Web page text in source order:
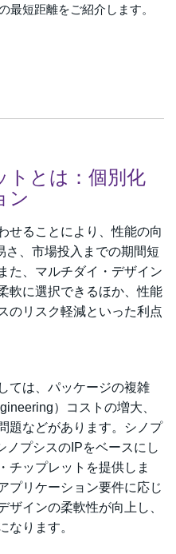
最短距離をご紹介します。
トとは：個別化
ン
せることにより、性能の向
さ、市場投入までの期間短
た、マルチダイ・デザイン
軟に選択できるほか、性能
のリスク軽減といった利点
ては、パッケージの複雑
）コストの増大、
題などがあります。シノプ
ノプシスのIPをベースにし
チップレットを提供しま
プリケーション要件に応じ
ザインの柔軟性が向上し、
なります。